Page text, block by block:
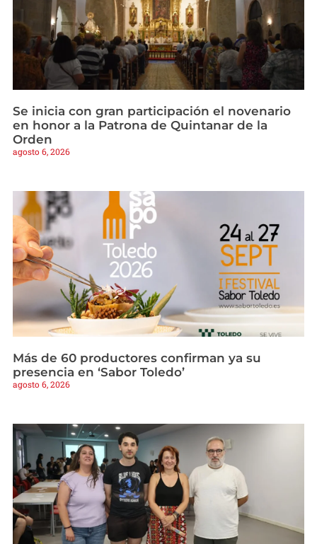
Se inicia con gran participación el novenario
en honor a la Patrona de Quintanar de la
Orden
agosto 6, 2026
Más de 60 productores confirman ya su
presencia en ‘Sabor Toledo’
agosto 6, 2026